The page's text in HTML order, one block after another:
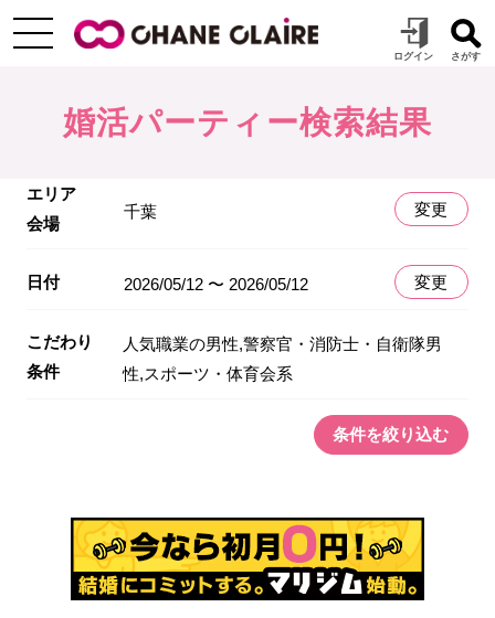
婚活パーティー検索結果
エリア
会場
千葉 変更
日付 2026/05/12 〜 2026/05/12 変更
こだわり
条件
人気職業の男性,警察官・消防士・自衛隊男
性,スポーツ・体育会系
条件を絞り込む